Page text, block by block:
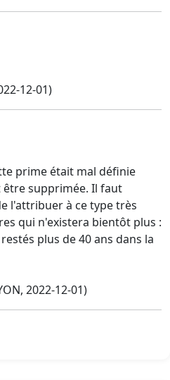
12-01)
prime était mal définie
supprimée. Il faut
l'attribuer à ce type très
qui n'existera bientôt plus :
plus de 40 ans dans la
2022-12-01)